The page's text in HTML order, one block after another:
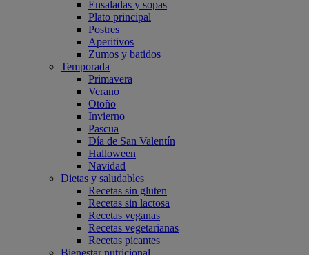
Ensaladas y sopas
Plato principal
Postres
Aperitivos
Zumos y batidos
Temporada
Primavera
Verano
Otoño
Invierno
Pascua
Día de San Valentín
Halloween
Navidad
Dietas y saludables
Recetas sin gluten
Recetas sin lactosa
Recetas veganas
Recetas vegetarianas
Recetas picantes
Bienestar nutricional